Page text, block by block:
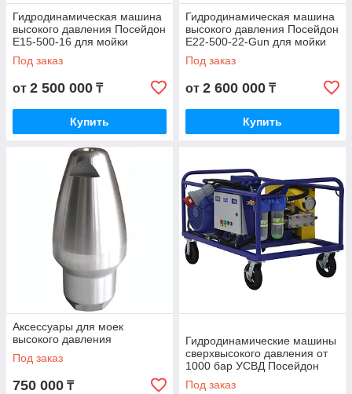
Гидродинамическая машина
высокого давления Посейдон
E15-500-16 для мойки
поверхностей и
теплообменников
Под заказ
от 2 500 000 ₸
Купить
Гидродинамическая машина
высокого давления Посейдон
E22-500-22-Gun для мойки
поверхностей, транспорта и
прочее
Под заказ
от 2 600 000 ₸
Купить
Аксессуары для моек
высокого давления
Под заказ
750 000 ₸
Гидродинамические машины
сверхвысокого давления от
1000 бар УСВД Посейдон
Под заказ